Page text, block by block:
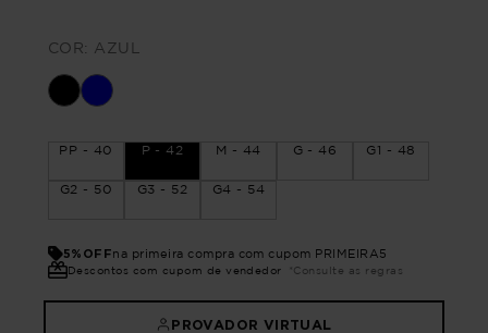
COR: AZUL
PP - 40 P - 42 M - 44 G - 46 G1 - 48
G2 - 50 G3 - 52 G4 - 54
5%OFFna primeira compra com cupom PRIMEIRA5
Descontos com cupom de vendedor *Consulte as regras
PROVADOR VIRTUAL